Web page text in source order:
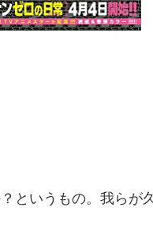
というもの。我らが